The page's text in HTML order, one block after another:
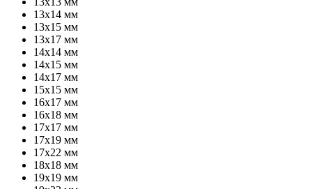
13х14 мм
13х15 мм
13х17 мм
14х14 мм
14х15 мм
14х17 мм
15х15 мм
16х17 мм
16х18 мм
17х17 мм
17х19 мм
17х22 мм
18х18 мм
19х19 мм